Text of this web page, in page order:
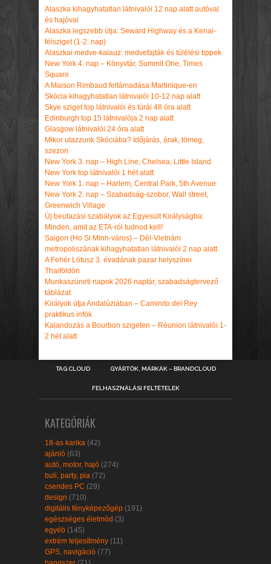
Alaszka kihagyhatatlan látnivalói 12 nap alatt autóval
és hajóval
Alaszka legszebb útja: Seward Highway és a Kenai-
félsziget (1-2. nap)
Alaszkai medve-kalauz: medvefajták és túlélési tippek
New York 4. nap – Könyvtár, Summit One, Times
Square
A Maison Rimbaud feltámadása Martinique-en
Skócia kihagyhatatlan látnivalói 10-12 nap alatt
Skye sziget top látnivalói és túrái 48 óra alatt
Edinburgh top 15 látnivalója 2 nap alatt
Glasgow látnivalói 24 óra alatt
Mikor utazzunk Skóciába? Időjárás, árak, tömeg,
szezon
New York 3. nap – High Line, Chelsea, Little Island
New York top látnivalói 1 hét alatt
New York 1. nap – Harlem, Central Park, 5th Avenue
New York 2. nap – Szabadság-szobor, Wall street,
Greenwich Village
Új beutazási szabályok az Egyesült Királyságba:
Minden, amit az ETA-ról tudnod kell!
Saigon (Ho Si Minh-város) – Dél-Vietnám
metropoliszának kihagyhatatlan látnivalói 2 nap alatt
A Fehér Lótusz 3. évadának pazar helyszínei
Thaiföldön
Munkaszüneti napok 2026 naptár, szabadságtervező
táblázat
Királyok útja Andalúziában – Caminito del Rey
praktikus infók
Kalandozás a Bourbon szigeten – Réunion látnivalói 1-
2 hét alatt
TAG CLOUD GYÁRTÓK, MÁRKÁK – BRANDCLOUD
FELHASZNÁLÁSI FELTÉTELEK
KATEGÓRIÁK
18-as karika (42)
ajánló (63)
autó, motor, hajó (274)
buli, party, pia (72)
csendes PC (29)
design (710)
digitális fényképezőgép (191)
egészséges életmód (3)
egyéb (145)
extrém teljesítmény (11)
GPS, navigáció (77)